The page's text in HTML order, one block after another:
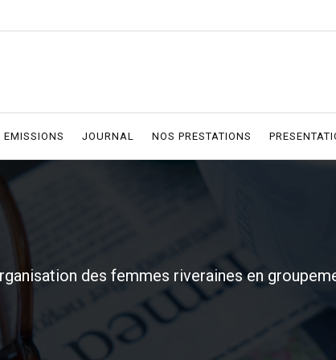
EMISSIONS JOURNAL NOS PRESTATIONS
des femmes riveraines en